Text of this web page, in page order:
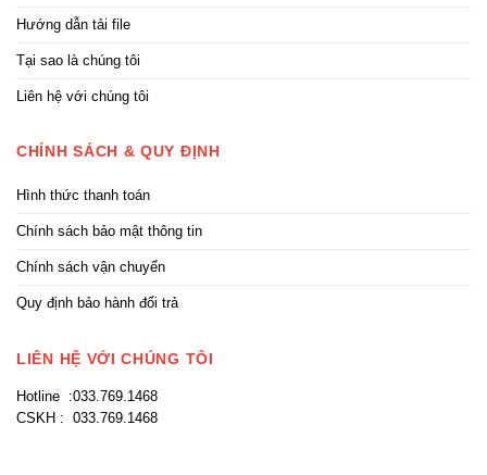
Hướng dẫn tải file
Tại sao là chúng tôi
Liên hệ với chúng tôi
CHÍNH SÁCH & QUY ĐỊNH
Hình thức thanh toán
Chính sách bảo mật thông tin
Chính sách vận chuyển
Quy định bảo hành đổi trả
LIÊN HỆ VỚI CHÚNG TÔI
Hotline :033.769.1468
CSKH : 033.769.1468